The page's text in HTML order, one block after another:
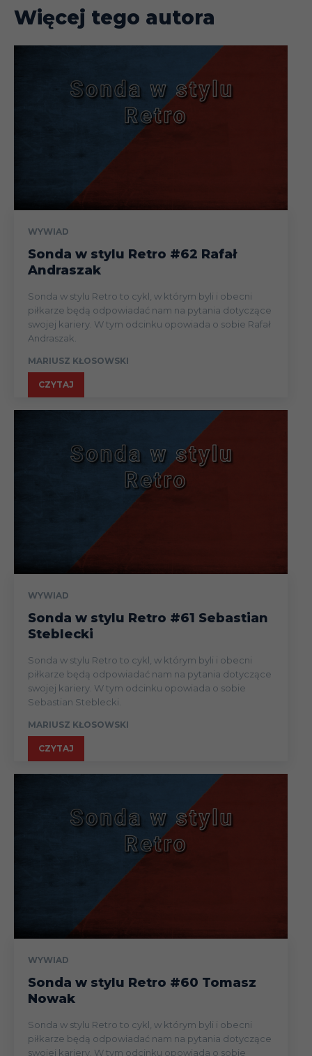
Więcej tego autora
WYWIAD
Sonda w stylu Retro #62 Rafał
Andraszak
Sonda w stylu Retro to cykl, w którym byli i obecni
piłkarze będą odpowiadać nam na pytania dotyczące
swojej kariery. W tym odcinku opowiada o sobie Rafał
Andraszak.
MARIUSZ KŁOSOWSKI
CZYTAJ
WYWIAD
Sonda w stylu Retro #61 Sebastian
Steblecki
Sonda w stylu Retro to cykl, w którym byli i obecni
piłkarze będą odpowiadać nam na pytania dotyczące
swojej kariery. W tym odcinku opowiada o sobie
Sebastian Steblecki.
MARIUSZ KŁOSOWSKI
CZYTAJ
WYWIAD
Sonda w stylu Retro #60 Tomasz
Nowak
Sonda w stylu Retro to cykl, w którym byli i obecni
piłkarze będą odpowiadać nam na pytania dotyczące
swojej kariery. W tym odcinku opowiada o sobie